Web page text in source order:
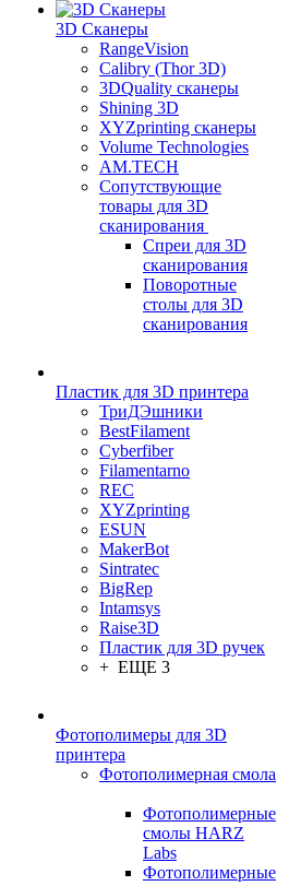
3D Сканеры
RangeVision
Calibry (Thor 3D)
3DQuality сканеры
Shining 3D
XYZprinting сканеры
Volume Technologies
AM.TECH
Сопутствующие
товары для 3D
сканирования
Спреи для 3D
сканирования
Поворотные
столы для 3D
сканирования
Пластик для 3D принтера
ТриДЭшники
BestFilament
Cyberfiber
Filamentarno
REC
XYZprinting
ESUN
MakerBot
Sintratec
BigRep
Intamsys
Raise3D
Пластик для 3D ручек
+ ЕЩЕ 3
Фотополимеры для 3D
принтера
Фотополимерная смола
Фотополимерные
смолы HARZ
Labs
Фотополимерные